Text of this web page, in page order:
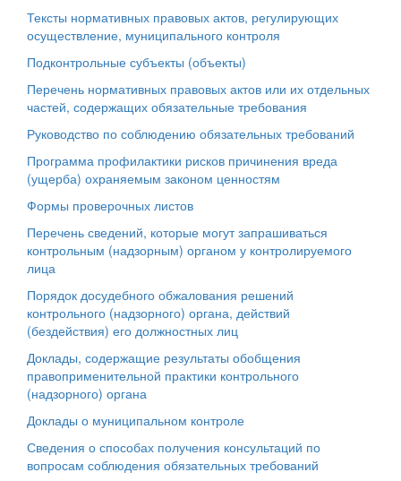
Тексты нормативных правовых актов, регулирующих
осуществление, муниципального контроля
Подконтрольные субъекты (объекты)
Перечень нормативных правовых актов или их отдельных
частей, содержащих обязательные требования
Руководство по соблюдению обязательных требований
Программа профилактики рисков причинения вреда
(ущерба) охраняемым законом ценностям
Формы проверочных листов
Перечень сведений, которые могут запрашиваться
контрольным (надзорным) органом у контролируемого
лица
Порядок досудебного обжалования решений
контрольного (надзорного) органа, действий
(бездействия) его должностных лиц
Доклады, содержащие результаты обобщения
правоприменительной практики контрольного
(надзорного) органа
Доклады о муниципальном контроле
Сведения о способах получения консультаций по
вопросам соблюдения обязательных требований